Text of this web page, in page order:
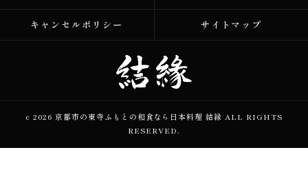
キャンセルポリシー サイトマップ
c 2026 京都市の東寺ふもとの和食なら日本料理 結縁 ALL RIGHTS
RESERVED.